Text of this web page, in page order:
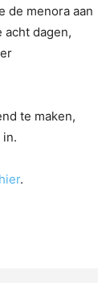
de menora aan
acht dagen,
te maken,
in.
hier.